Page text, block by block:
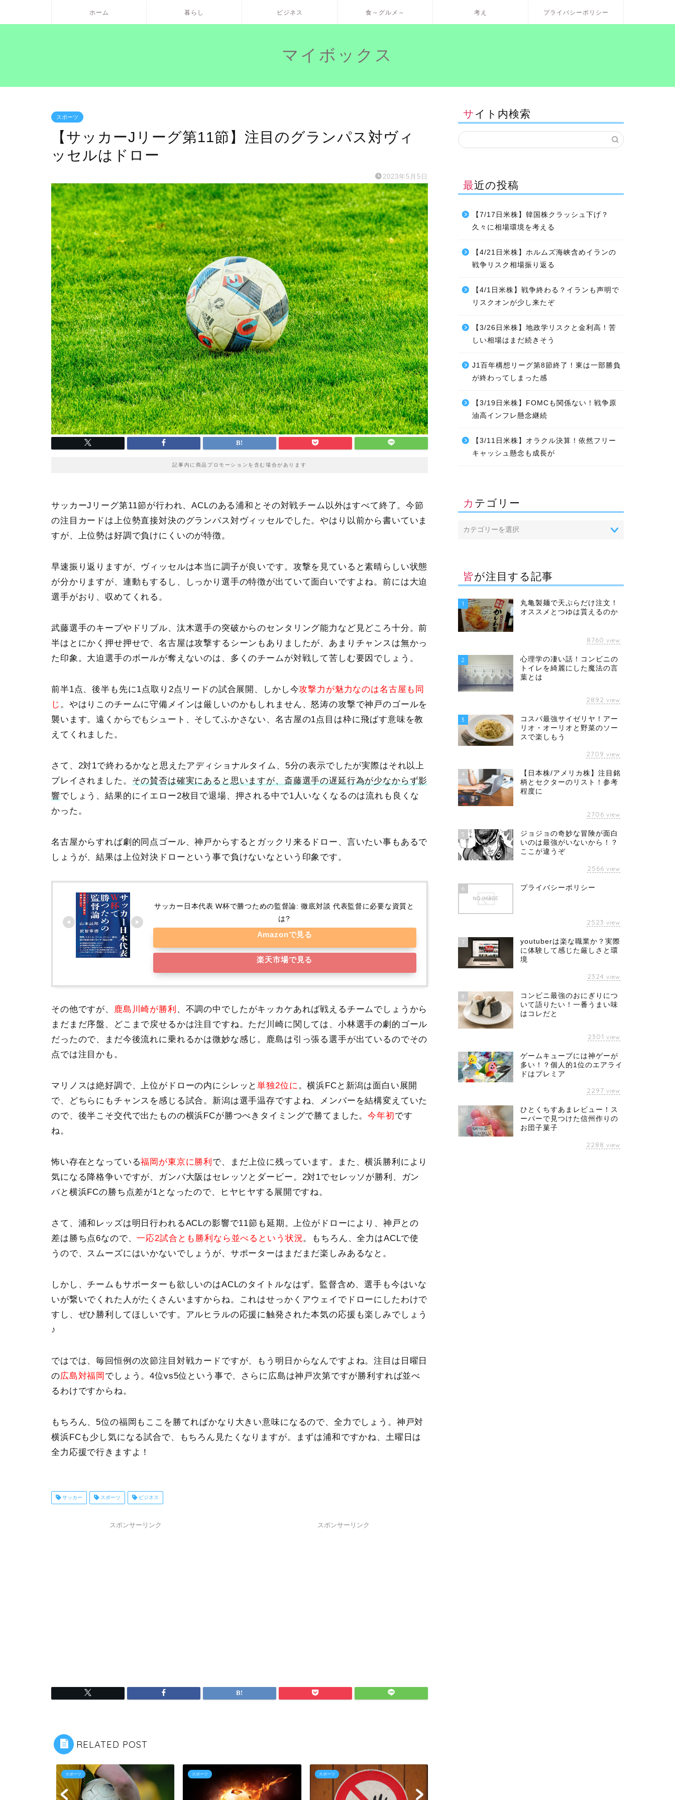
ホーム 暮らし ビジネス 食～グルメ～ 考え プライバシーポリシー
マイボックス
スポーツ
【サッカーJリーグ第11節】注目のグランパス対ヴィ
ッセルはドロー
2023年5月5日
記事内に商品プロモーションを含む場合があります
サッカーJリーグ第11節が行われ、ACLのある浦和とその対戦チーム以外はすべて終了。今節
の注目カードは上位勢直接対決のグランパス対ヴィッセルでした。やはり以前から書いていま
すが、上位勢は好調で負けにくいのが特徴。
早速振り返りますが、ヴィッセルは本当に調子が良いです。攻撃を見ていると素晴らしい状態
が分かりますが、連動もするし、しっかり選手の特徴が出ていて面白いですよね。前には大迫
選手がおり、収めてくれる。
武藤選手のキープやドリブル、汰木選手の突破からのセンタリング能力など見どころ十分。前
半はとにかく押せ押せで、名古屋は攻撃するシーンもありましたが、あまりチャンスは無かっ
た印象。大迫選手のボールが奪えないのは、多くのチームが対戦して苦しむ要因でしょう。
前半1点、後半も先に1点取り2点リードの試合展開、しかし今攻撃力が魅力なのは名古屋も同
じ 。やはりこのチームに守備メインは厳しいのかもしれません、怒涛の攻撃で神戸のゴールを
襲います。遠くからでもシュート、そしてふかさない、名古屋の1点目は枠に飛ばす意味を教
えてくれました。
さて、2対1で終わるかなと思えたアディショナルタイム、5分の表示でしたが実際はそれ以上
プレイされました。 その賛否は確実にあると思いますが、斎藤選手の遅延行為が少なからず影
響でしょう、結果的にイエロー2枚目で退場、押される中で1人いなくなるのは流れも良くな
かった。
名古屋からすれば劇的同点ゴール、神戸からするとガックリ来るドロー 、言いたい事もあるで
しょうが、結果は上位対決ドローという事で負けないなという印象です。
サッカー日本代表 W杯で勝つための監督論: 徹底対談 代表監督に必要な資質と
は?
Amazonで見る
楽天市場で見る
その他ですが、 鹿島川崎が勝利 、不調の中でしたがキッカケあれば戦えるチームでしょうから
まだまだ序盤、どこまで戻せるかは注目ですね。ただ川崎に関しては、小林選手の劇的ゴール
だったので、まだ今後流れに乗れるかは微妙な感じ。鹿島は引っ張る選手が出ているのでその
点では注目かも。
マリノスは絶好調 で、上位がドローの内にシレッと単独2位に 。横浜FCと新潟は面白い展開
で、どちらにもチャンスを感じる試合。新潟は選手温存ですよね、メンバーを結構変えていた
ので、後半こそ交代で出たものの横浜FCが勝つべきタイミングで勝てました。今年初です
ね。
怖い存在となっている福岡 が東京に勝利 で、まだ上位に残っています。また、横浜勝利により
気になる降格争いですが、
ガンバ大阪はセレッソとダービー。2対1でセレッソが勝利 、ガン
バと横浜FCの勝ち点差が1となったので、ヒヤヒヤする展開ですね。
さて、 浦和レッズは明日行われるACLの影響で11節も延期。上位がドローにより、神戸との
差は勝ち点6なので、一応2試合とも勝利なら並べるという状況。もちろん、全力はACLで使
うので、スムーズにはいかないでしょうが、サポーターはまだまだ楽しみあるなと。
しかし、チームもサポーターも欲しいのはACLのタイトルなはず。監督含め、選手も今はいな
いが繋いでくれた人がたくさんいますからね。これはせっかくアウェイでドローにしたわけで
すし、ぜひ勝利してほしいです。アルヒラルの応援に触発された本気の応援も楽しみでしょう
♪
ではでは、毎回恒例の次節注目対戦カードですが、もう明日からなんですよね。注目は日曜日
の広島対福岡 でしょう。4位vs5位という事で、さらに広島は神戸次第ですが勝利すれば並べ
るわけですからね。
もちろん、5位の福岡もここを勝てればかなり大きい意味になるので、全力でしょう。神戸対
横浜FCも少し気になる試合で、もちろん見たくなりますが。まずは浦和ですかね、土曜日は
全力応援で行きますよ！
サッカー スポーツ ビジネス
スポンサーリンク スポンサーリンク
RELATED POST
スポーツ スポーツ スポーツ
サイト内検索
最近の投稿
【7/17日米株】韓国株クラッシュ下げ？
久々に相場環境を考える
【4/21日米株】ホルムズ海峡含めイランの
戦争リスク相場振り返る
【4/1日米株】戦争終わる？イランも声明で
リスクオンが少し来たぞ
【3/26日米株】地政学リスクと金利高！苦
しい相場はまだ続きそう
J1百年構想リーグ第8節終了！東は一部勝負
が終わってしまった感
【3/19日米株】FOMCも関係ない！戦争原
油高インフレ懸念継続
【3/11日米株】オラクル決算！依然フリー
キャッシュ懸念も成長が
カテゴリー
皆が注目する記事
1
丸亀製麺で天ぷらだけ注文！
オススメとつゆは貰えるのか
8760 view
2
心理学の凄い話！コンビニの
トイレを綺麗にした魔法の言
葉とは
2892 view
3
コスパ最強サイゼリヤ！アー
リオ・オーリオと野菜のソー
スで楽しもう
2709 view
4
【日本株/アメリカ株】注目銘
柄とセクターのリスト！参考
程度に
2706 view
5
ジョジョの奇妙な冒険が面白
いのは最強がいないから！？
ここが違うぞ
2566 view
6 プライバシーポリシー
2523 view
7
youtuberは楽な職業か？実際
に体験して感じた厳しさと環
境
2324 view
8
コンビニ最強のおにぎりにつ
いて語りたい！一番うまい味
はコレだと
2301 view
9
ゲームキューブには神ゲーが
多い！？個人的1位のエアライ
ドはプレミア
2297 view
10
ひとくちすあまレビュー！ス
ーパーで見つけた信州作りの
お団子菓子
2288 view